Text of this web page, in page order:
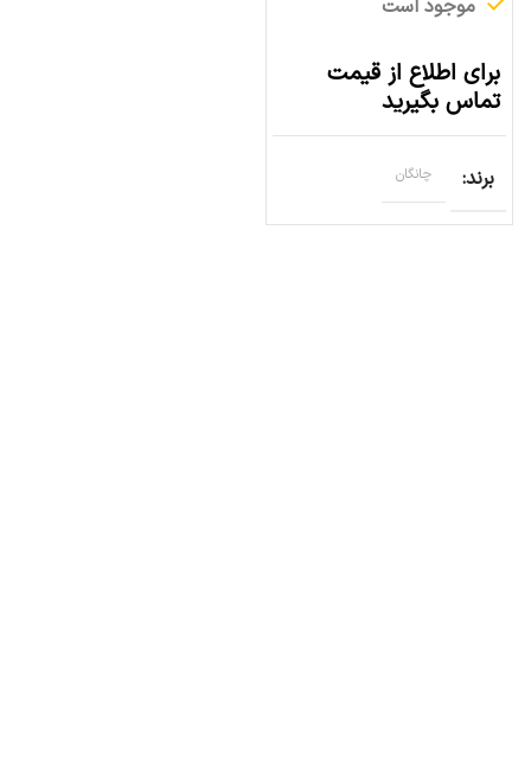
موجود است
برای اطلاع از قیمت
تماس بگیرید
برند چانگان